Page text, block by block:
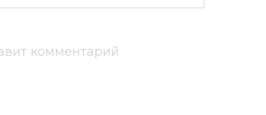
комментарий